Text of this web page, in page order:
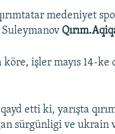
medeniyet
köre, işler mayıs 14-
etti ki, yarışta
sürgünligi ve ukrain